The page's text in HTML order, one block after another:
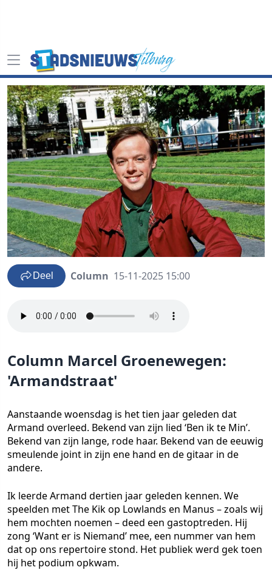
Deel Column 15-11-2025 15:00
Column Marcel Groenewegen:
'Armandstraat'
Aanstaande woensdag is het tien jaar geleden dat
Armand overleed. Bekend van zijn lied ‘Ben ik te Min’.
Bekend van zijn lange, rode haar. Bekend van de eeuwig
smeulende joint in zijn ene hand en de gitaar in de
andere.
Ik leerde Armand dertien jaar geleden kennen. We
speelden met The Kik op Lowlands en Manus – zoals wij
hem mochten noemen – deed een gastoptreden. Hij
zong ‘Want er is Niemand’ mee, een nummer van hem
dat op ons repertoire stond. Het publiek werd gek toen
hij het podium opkwam.